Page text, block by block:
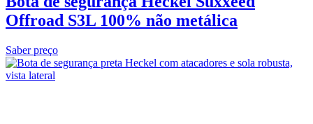
Offroad S3L 100% não metálica
Saber preço